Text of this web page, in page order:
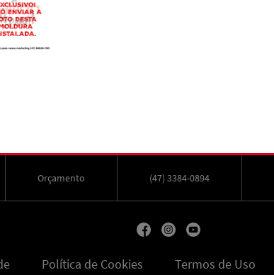
Orçamento (47) 3384-0894
Política de Cookies Termos de Uso